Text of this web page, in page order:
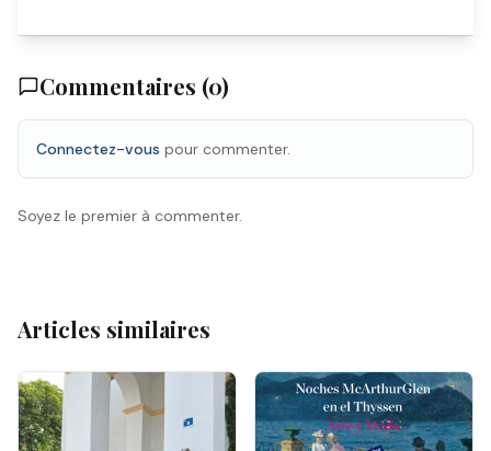
Commentaires (0)
Connectez-vous pour commenter.
Soyez le premier à commenter.
Articles similaires